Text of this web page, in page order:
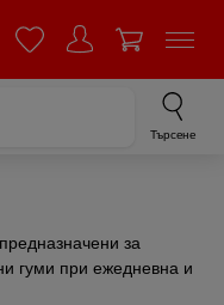
Търсене
за
гуми при ежедневна и